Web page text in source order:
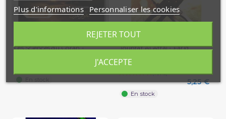
Les Sciences du Coran -
13,80 €
Touhfat Al Atfal - Farid
5,25 €
En stock
Plus d'informations Personnaliser les cookies
REJETER TOUT
J'ACCEPTE